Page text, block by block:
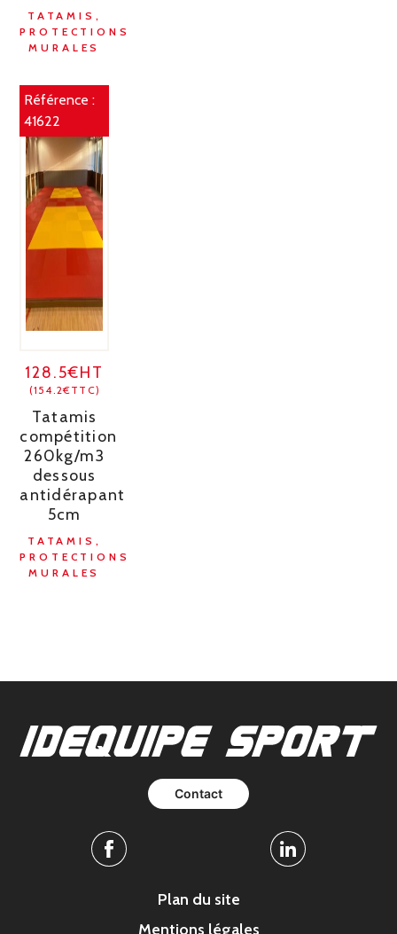
TATAMIS,
PROTECTIONS
MURALES
Référence :
41622
128.5€HT
(154.2€TTC)
Tatamis
compétition
260kg/m3
dessous
antidérapant
5cm
TATAMIS,
PROTECTIONS
MURALES
Contact
Facebook Linkedin
Plan du site
Mentions légales